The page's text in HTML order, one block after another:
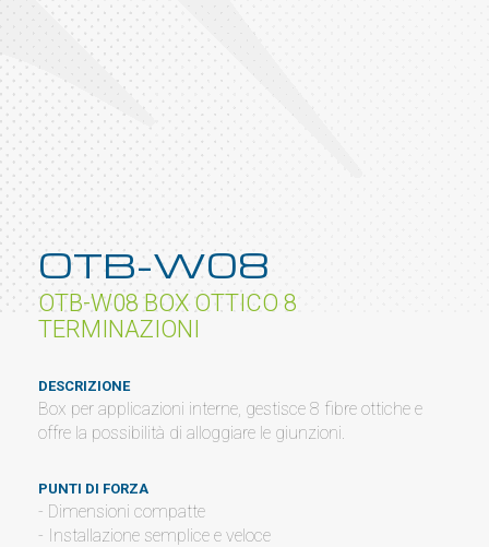
OTB-W08
OTB-W08 BOX OTTICO 8
TERMINAZIONI
DESCRIZIONE
Box per applicazioni interne, gestisce 8 fibre ottiche e
offre la possibilità di alloggiare le giunzioni.
PUNTI DI FORZA
- Dimensioni compatte
- Installazione semplice e veloce